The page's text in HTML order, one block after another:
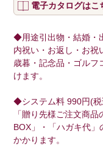
電子カタログはこ
◆用途引出物・結婚・
内祝い・お返し・お祝
歳暮・記念品・ゴルフ
けます。
◆システム料 990円(税
「贈り先様ご注文商
BOX」・「ハガキ代
かかります。